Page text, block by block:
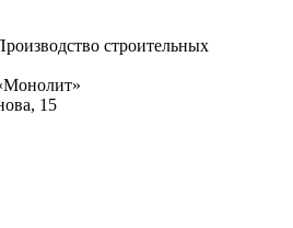
строительных
15